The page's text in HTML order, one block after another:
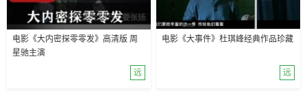
电影《大内密探零零发》高清版 周
星驰主演
远
电影《大事件》杜琪峰经典作品珍藏
远